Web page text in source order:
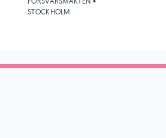
STOCKHOLM